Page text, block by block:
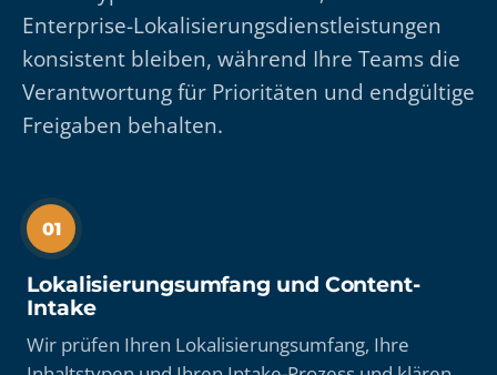
Enterprise-Lokalisierungsdienstleistungen
konsistent bleiben, während Ihre Teams die
Verantwortung für Prioritäten und endgültige
Freigaben behalten.
01
Lokalisierungsumfang und Content-
Intake
Wir prüfen Ihren Lokalisierungsumfang, Ihre